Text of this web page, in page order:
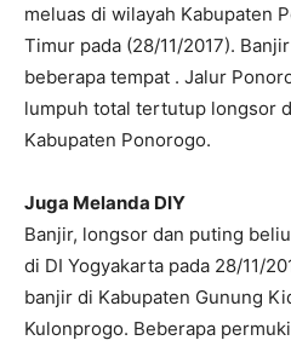
meluas di wilayah Kabupaten
Timur pada (28/11/2017).
beberapa tempat . Jalur
lumpuh total tertutup longsor
Kabupaten Ponorogo.
Juga Melanda DIY
Banjir, longsor dan puting
di DI Yogyakarta pada 28/11/
banjir di Kabupaten Gunung
Kulonprogo. Beberapa